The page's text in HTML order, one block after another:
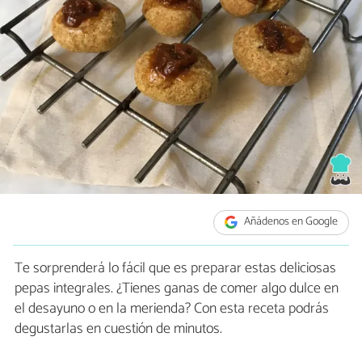
Añádenos en Google
Te sorprenderá lo fácil que es preparar estas deliciosas
pepas integrales. ¿Tienes ganas de comer algo dulce en
el desayuno o en la merienda? Con esta receta podrás
degustarlas en cuestión de minutos.